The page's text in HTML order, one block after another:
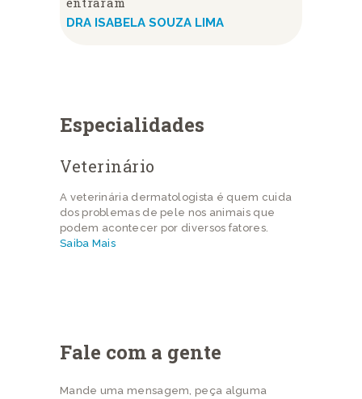
DRA ISABELA SOUZA LIMA
Especialidades
Veterinário
A veterinária dermatologista é quem cuida
dos problemas de pele nos animais que
podem acontecer por diversos fatores.
Saiba Mais
Fale com a gente
Mande uma mensagem, peça alguma